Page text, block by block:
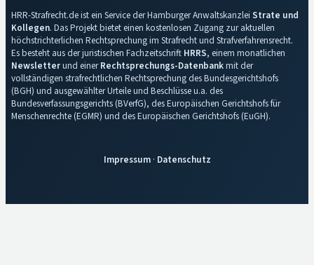
HRR-Strafrecht.de ist ein Service der Hamburger Anwaltskanzlei Strate und
Kollegen. Das Projekt bietet einen kostenlosen Zugang zur aktuellen
höchstrichterlichen Rechtsprechung im Strafrecht und Strafverfahrensrecht.
Es besteht aus der juristischen Fachzeitschrift HRRS, einem monatlichen
Newsletterund einerRechtsprechungs-Datenbankmit der
vollständigen strafrechtlichen Rechtsprechung des Bundesgerichtshofs
(BGH) und ausgewählter Urteile und Beschlüsse u.a. des
Bundesverfassungsgerichts (BVerfG), des Europäischen Gerichtshofs für
Menschenrechte (EGMR) und des Europäischen Gerichtshofs (EuGH).
Impressum· Datenschutz